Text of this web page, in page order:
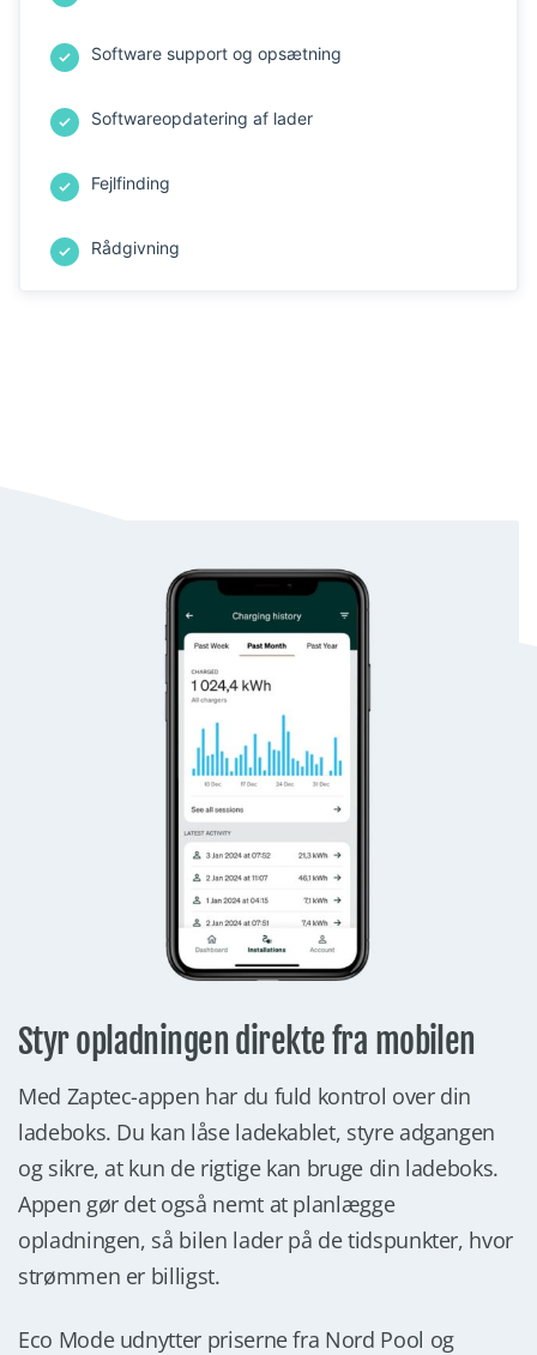
Software support og opsætning
Softwareopdatering af lader
Fejlfinding
Rådgivning
Styr opladningen direkte fra mobilen
Med Zaptec-appen har du fuld kontrol over din
ladeboks. Du kan låse ladekablet, styre adgangen
og sikre, at kun de rigtige kan bruge din ladeboks.
Appen gør det også nemt at planlægge
opladningen, så bilen lader på de tidspunkter, hvor
strømmen er billigst.
Eco Mode udnytter priserne fra Nord Pool og